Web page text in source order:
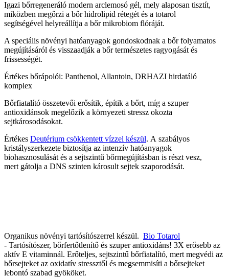
Igazi bőrregeneráló modern arclemosó gél, mely alaposan tisztít,
miközben megőrzi a bőr hidrolipid rétegét és a totarol
segítségével helyreállítja a bőr mikrobiom flóráját.
A speciális növényi hatóanyagok gondoskodnak a bőr folyamatos
megújításáról és visszaadják a bőr természetes ragyogását és
frissességét.
Értékes bőrápolói: Panthenol, Allantoin, DRHAZI hirdatáló
komplex
Bőrfiatalító összetevői erősítik, építik a bőrt, míg a szuper
antioxidánsok megelőzik a környezeti stressz okozta
sejtkárosodásokat.
Értékes Deutérium csökkentett vízzel készül. A szabályos
kristályszerkezete biztosítja az intenzív hatóanyagok
biohasznosulását és a sejtszintű bőrmegújításban is részt vesz,
mert gátolja a DNS szinten károsult sejtek szaporodását.
Organikus növényi tartósítószerrel készül. Bio Totarol
- Tartósítószer, bőrfertőtlenítő és szuper antioxidáns! 3X erősebb az
aktív E vitaminnál. Erőteljes, sejtszintű bőrfiatalító, mert megvédi az
bőrsejteket az oxidatív stressztől és megsemmisíti a bőrsejteket
lebontó szabad gyököket.